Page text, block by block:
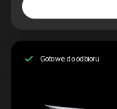
Gotowe do odbioru